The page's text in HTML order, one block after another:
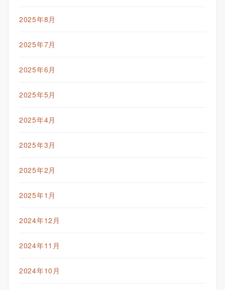
2025年8月
2025年7月
2025年6月
2025年5月
2025年4月
2025年3月
2025年2月
2025年1月
2024年12月
2024年11月
2024年10月